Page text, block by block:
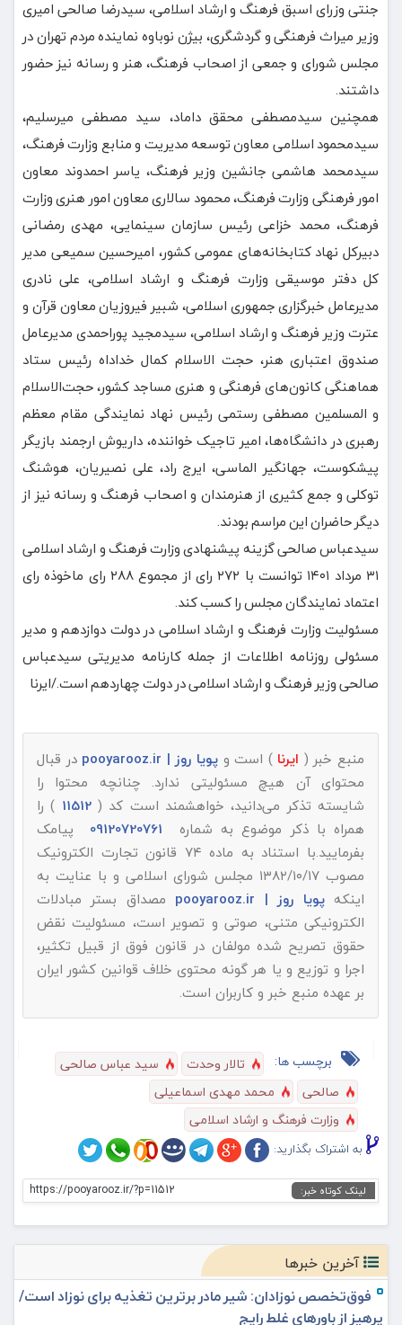
جنتی وزرای اسبق فرهنگ و ارشاد اسلامی، سیدرضا صالحی امیری
وزیر میراث فرهنگی و گردشگری، بیژن نوباوه نماینده مردم تهران در
مجلس شورای و جمعی از اصحاب فرهنگ، هنر و رسانه نیز حضور
داشتند.
همچنین سیدمصطفی محقق داماد، سید مصطفی میرسلیم،
سیدمحمود اسلامی معاون توسعه مدیریت و منابع وزارت فرهنگ،
سیدمحمد هاشمی جانشین وزیر فرهنگ، یاسر احمدوند معاون
امور فرهنگی وزارت فرهنگ، محمود سالاری معاون امور هنری وزارت
فرهنگ، محمد خزاعی رئیس سازمان سینمایی، مهدی رمضانی
دبیرکل نهاد کتابخانه‌های عمومی کشور، امیرحسین سمیعی مدیر
کل دفتر موسیقی وزارت فرهنگ و ارشاد اسلامی، علی نادری
مدیرعامل خبرگزاری جمهوری اسلامی، شبیر فیروزیان معاون قرآن و
عترت وزیر فرهنگ و ارشاد اسلامی، سیدمجید پوراحمدی مدیرعامل
صندوق اعتباری هنر، حجت الاسلام کمال خداداه رئیس ستاد
هماهنگی کانون‌های فرهنگی و هنری مساجد کشور، حجت‌الاسلام
و المسلمین مصطفی رستمی رئیس نهاد نمایندگی مقام معظم
رهبری در دانشگاه‌ها، امیر تاجیک خواننده، داریوش ارجمند بازیگر
پیشکوست، جهانگیر الماسی، ایرج راد، علی نصیریان، هوشنگ
توکلی و جمع کثیری از هنرمندان و اصحاب فرهنگ و رسانه نیز از
دیگر حاضران این مراسم بودند.
سیدعباس صالحی گزینه پیشنهادی وزارت فرهنگ و ارشاد اسلامی
۳۱ مرداد ۱۴۰۱ توانست با ۲۷۲ رای از مجموع ۲۸۸ رای ماخوذه رای
اعتماد نمایندگان مجلس را کسب کند.
مسئولیت وزارت فرهنگ و ارشاد اسلامی در دولت دوازدهم و مدیر
مسئولی روزنامه اطلاعات از جمله کارنامه مدیریتی سیدعباس
صالحی وزیر فرهنگ و ارشاد اسلامی در دولت چهاردهم است./ایرنا
منبع خبر ( ایرنا ) است وپویا روز | pooyarooz.ir
در قبال
محتوای آن هیچ مسئولیتی ندارد. چنانچه محتوا را
شایسته تذکر می‌دانید، خواهشمند است کد (11512
) را
همراه با ذکر موضوع به شماره
پیامک
بفرمایید.با استناد به ماده ۷۴ قانون تجارت الکترونیک
مصوب ۱۳۸۲/۱۰/۱۷ مجلس شورای اسلامی و با عنایت به
اینکهپویا روز | pooyarooz.ir
مصداق بستر مبادلات
الکترونیکی متنی، صوتی و تصویر است، مسئولیت نقض
حقوق تصریح شده مولفان در قانون فوق از قبیل تکثیر،
اجرا و توزیع و یا هر گونه محتوی خلاف قوانین کشور ایران
بر عهده منبع خبر و کاربران است.
برچسب ها: تالار وحدت
سید عباس صالحی
صالحی
محمد مهدی اسماعیلی
وزارت فرهنگ و ارشاد اسلامی
به اشتراک بگذارید:
لینک کوتاه خبر: https://pooyarooz.ir/?p=11512
آخرین خبرها
فوق‌تخصص نوزادان: شیر مادر برترین تغذیه برای نوزاد است/
پرهیز از باورهای غلط رایج